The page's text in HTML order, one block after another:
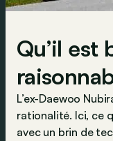
Qu’il est
L’ex-Daewoo
rationalité. Ici, ce
avec un brin de